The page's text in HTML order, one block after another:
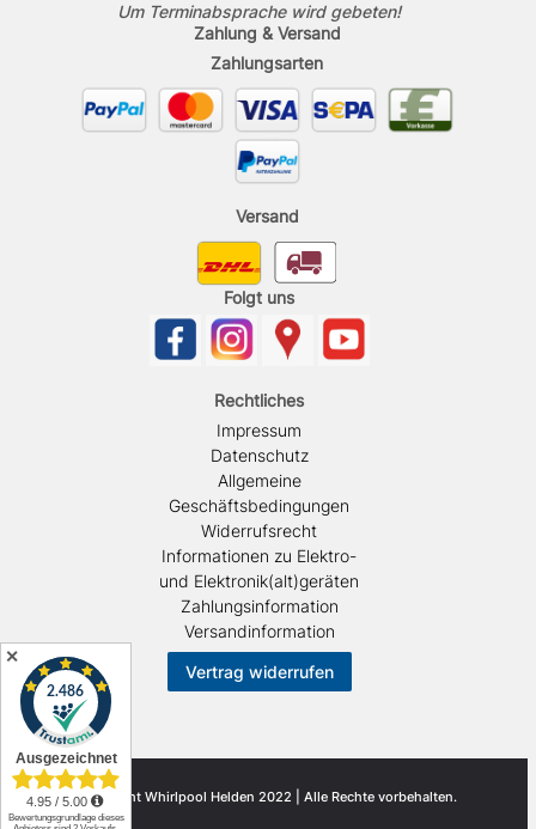
Um Terminabsprache wird gebeten!
Zahlung & Versand
Zahlungsarten
Versand
Folgt uns
Rechtliches
Impressum
Datenschutz
Allgemeine
Geschäftsbedingungen
Widerrufsrecht
Informationen zu Elektro-
und Elektronik(alt)geräten
Zahlungsinformation
Versandinformation
Vertrag widerrufen
© Copyright Whirlpool Helden 2022 | Alle Rechte vorbehalten.
✕